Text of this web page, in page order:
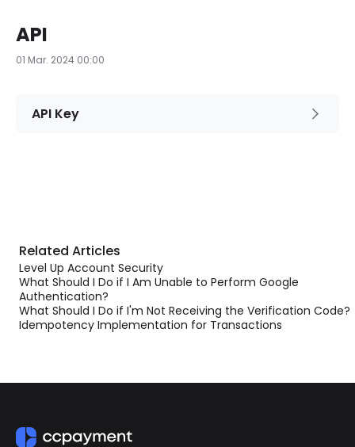
API
01 Mar. 2024 00:00
API Key
Related Articles
Level Up Account Security
What Should I Do if I Am Unable to Perform Google
Authentication?
What Should I Do if I'm Not Receiving the Verification Code?
Idempotency Implementation for Transactions